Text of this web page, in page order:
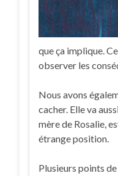
que ça implique.
observer les
Nous avons
cacher. Elle va
mère de Rosalie,
étrange position.
Plusieurs points